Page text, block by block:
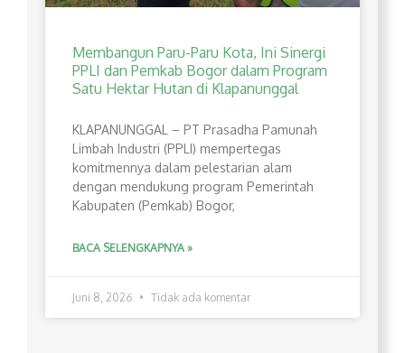
Membangun Paru-Paru Kota, Ini Sinergi
PPLI dan Pemkab Bogor dalam Program
Satu Hektar Hutan di Klapanunggal
​KLAPANUNGGAL – PT Prasadha Pamunah
Limbah Industri (PPLI) mempertegas
komitmennya dalam pelestarian alam
dengan mendukung program Pemerintah
Kabupaten (Pemkab) Bogor,
BACA SELENGKAPNYA »
Juni 8, 2026 Tidak ada komentar